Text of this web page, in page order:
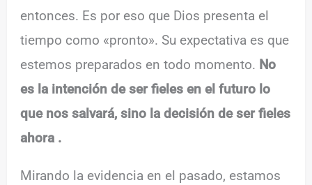
entonces. Es por eso que Dios presenta el
tiempo como «pronto». Su expectativa es que
estemos preparados en todo momento. No
es la intención de ser fieles en el futuro lo
que nos salvará, sino la decisión de ser fieles
ahora .
Mirando la evidencia en el pasado, estamos